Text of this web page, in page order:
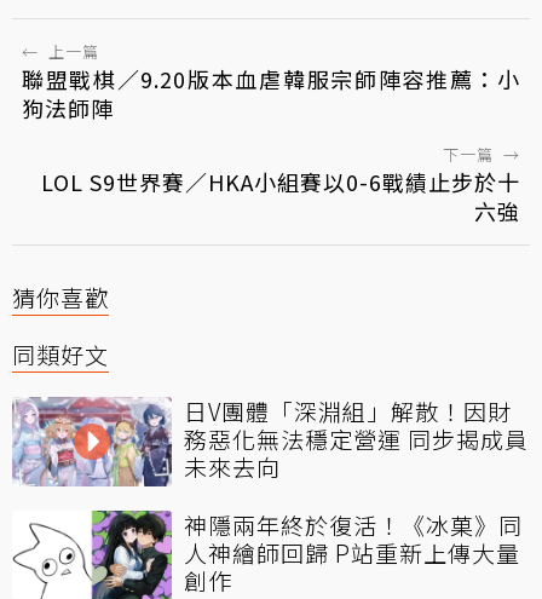
← 上一篇
聯盟戰棋／9.20版本血虐韓服宗師陣容推薦：小
狗法師陣
下一篇 →
LOL S9世界賽／HKA小組賽以0-6戰績止步於十
六強
猜你喜歡
同類好文
日V團體「深淵組」解散！因財
務惡化無法穩定營運 同步揭成員
未來去向
神隱兩年終於復活！《冰菓》同
人神繪師回歸 P站重新上傳大量
創作